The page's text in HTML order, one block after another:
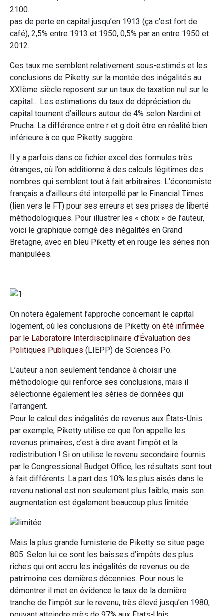
2100.
pas de perte en capital jusqu’en 1913 (ça c’est fort de
café), 2,5% entre 1913 et 1950, 0,5% par an entre 1950 et
2012.
Ces taux me semblent relativement sous-estimés et les
conclusions de Piketty sur la montée des inégalités au
XXIème siècle reposent sur un taux de taxation nul sur le
capital… Les estimations du taux de dépréciation du
capital tournent d’ailleurs autour de 4% selon Nardini et
Prucha. La différence entre r et g doit être en réalité bien
inférieure à ce que Piketty suggère.
Il y a parfois dans ce fichier excel des formules très
étranges, où l’on additionne à des calculs légitimes des
nombres qui semblent tout à fait arbitraires. L’économiste
français a d’ailleurs été interpellé par le Financial Times
(lien vers le FT) pour ses erreurs et ses prises de liberté
méthodologiques. Pour illustrer les « choix » de l’auteur,
voici le graphique corrigé des inégalités en Grand
Bretagne, avec en bleu Piketty et en rouge les séries non
manipulées.
On notera également l’approche concernant le capital
logement, où les conclusions de Piketty on été infirmée
par le Laboratoire Interdisciplinaire d’Évaluation des
Politiques Publiques (LIEPP) de Sciences Po.
L’auteur a non seulement tendance à choisir une
méthodologie qui renforce ses conclusions, mais il
sélectionne également les séries de données qui
l’arrangent.
Pour le calcul des inégalités de revenus aux États-Unis
par exemple, Piketty utilise ce que l’on appelle les
revenus primaires, c’est à dire avant l’impôt et la
redistribution ! Si on utilise le revenu secondaire fournis
par le Congressional Budget Office, les résultats sont tout
à fait différents. La part des 10% les plus aisés dans le
revenu national est non seulement plus faible, mais son
augmentation est également beaucoup plus limitée :
Mais la plus grande fumisterie de Piketty se situe page
805. Selon lui ce sont les baisses d’impôts des plus
riches qui ont accru les inégalités de revenus ou de
patrimoine ces dernières décennies. Pour nous le
démontrer il met en évidence le taux de la dernière
tranche de l’impôt sur le revenu, très élevé jusqu’en 1980,